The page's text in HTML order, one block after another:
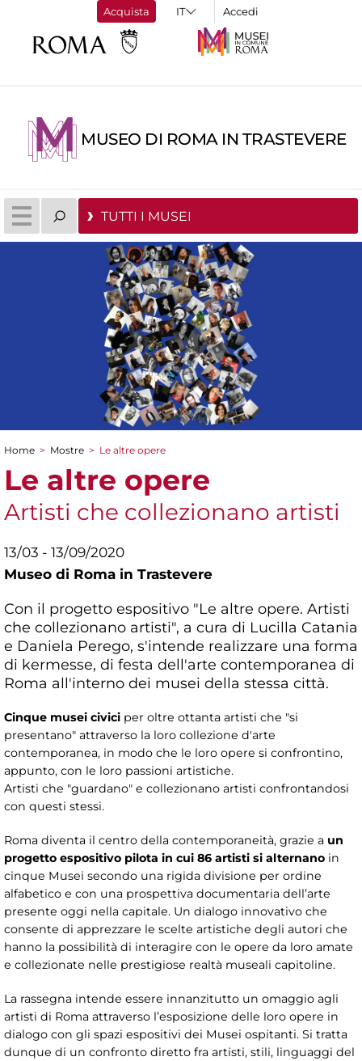
Acquista Accedi
MUSEO DI ROMA IN TRASTEVERE
TUTTI I MUSEI
Tu sei qui
Home > Mostre > Le altre opere
Le altre opere
Artisti che collezionano artisti
13/03 - 13/09/2020
Museo di Roma in Trastevere
Con il progetto espositivo "Le altre opere. Artisti
che collezionano artisti", a cura di Lucilla Catania
e Daniela Perego, s'intende realizzare una forma
di kermesse, di festa dell'arte contemporanea di
Roma all'interno dei musei della stessa città.
Cinque musei civici per oltre ottanta artisti che "si
presentano" attraverso la loro collezione d'arte
contemporanea, in modo che le loro opere si confrontino,
appunto, con le loro passioni artistiche.
Artisti che "guardano" e collezionano artisti confrontandosi
con questi stessi.
Roma diventa il centro della contemporaneità, grazie a un
progetto espositivo pilota in cui 86 artisti si alternano in
cinque Musei secondo una rigida divisione per ordine
alfabetico e con una prospettiva documentaria dell’arte
presente oggi nella capitale. Un dialogo innovativo che
consente di apprezzare le scelte artistiche degli autori che
hanno la possibilità di interagire con le opere da loro amate
e collezionate nelle prestigiose realtà museali capitoline.
La rassegna intende essere innanzitutto un omaggio agli
artisti di Roma attraverso l’esposizione delle loro opere in
dialogo con gli spazi espositivi dei Musei ospitanti. Si tratta
dunque di un confronto diretto fra artisti, stili, linguaggi del